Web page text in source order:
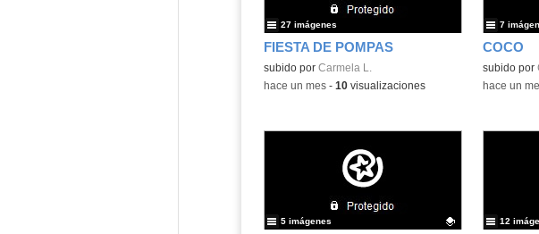
FIESTA DE POMPAS
subido por Carmela L.
27 imágenes
-hace un mes- 10visualizaciones
COCO
Contenido
subido por
7
-hace un
5 imágenes 12